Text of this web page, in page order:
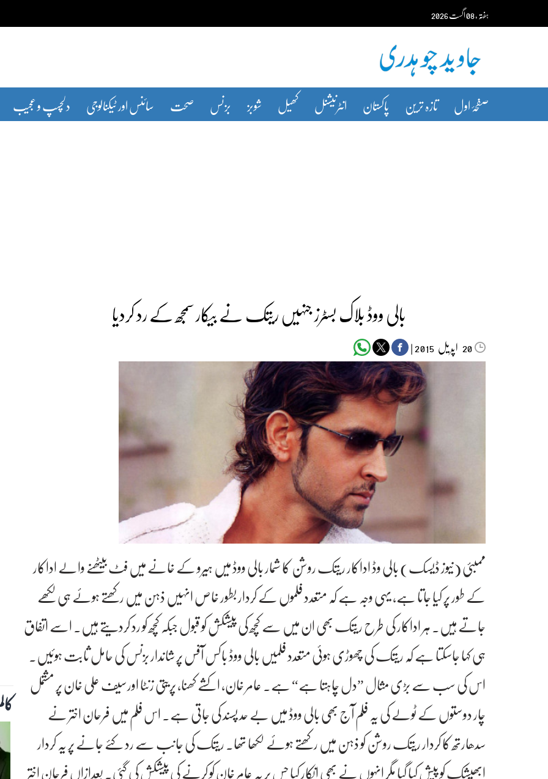
content ہفتہ‬‮،08اگست‬‮2026
صفحۂ اول تازہ ترین پاکستان انٹرنیشنل کھیل شوبز بزنس صحت سائنس اور ٹیکنالوجی دلچسپ و عجیب
بالی ووڈ بلاک بسٹرز جنہیں ریتک نے بیکار سمجھ کے رد کردیا
20 اپریل‬‮ |
ممبئی (نیوز ڈیسک) بالی وڈ اداکار ریتک روشن کا شمار بالی ووڈ میں ہیرو کے خانے میں فٹ بیٹھنے والے اداکار
کے طور پر کیا جاتا ہے، یہی وجہ ہے کہ متعدد فلموں کے کردار بطور خاص انہیں ذہن میں رکھتے ہوئے ہی لکھے
جاتے ہیں۔ ہر اداکار کی طرح ریتک بھی ان میں سے کچھ کی پیشکش کو قبول جبکہ کچھ کو رد کردیتے ہیں۔ اسے اتفاق
ہی کہا جاسکتا ہے کہ ریتک کی چھوڑی ہوئی متعدد فلمیں بالی ووڈ باکس آفس پر شاندار بزنس کی حامل ثابت ہوئیں۔
اس کی سب سے بڑی مثال ”دل چاہتا ہے“ ہے۔ عامر خان، اکشے کھنا، پریتی زنٹا اورسیف علی خان پر مشتمل
چار دوستوں کے ٹولے کی یہ فلم آج بھی بالی ووڈ میں بے حد پسند کی جاتی ہے۔ اس فلم میں فرحان اختر نے
سدھارتھ کا کردار ریتک روشن کو ذہن میں رکھتے ہوئے لکھا تھا۔ ریتک کی جانب سے رد کئے جانے پر یہ کردار